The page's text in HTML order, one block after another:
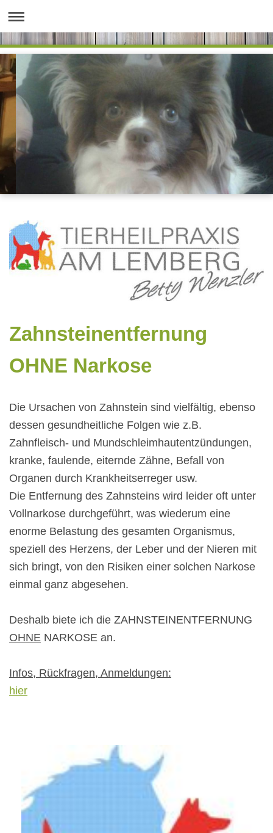
Zahnsteinentfernung
OHNE Narkose
Die Ursachen von Zahnstein sind vielfältig, ebenso
dessen gesundheitliche Folgen wie z.B.
Zahnfleisch- und Mundschleimhautentzündungen,
kranke, faulende, eiternde Zähne, Befall von
Organen durch Krankheitserreger usw.
Die Entfernung des Zahnsteins wird leider oft unter
Vollnarkose durchgeführt, was wiederum eine
enorme Belastung des gesamten Organismus,
speziell des Herzens, der Leber und der Nieren mit
sich bringt, von den Risiken einer solchen Narkose
einmal ganz abgesehen.
Deshalb biete ich die ZAHNSTEINENTFERNUNG
OHNE NARKOSE an.
Infos, Rückfragen, Anmeldungen:
hier